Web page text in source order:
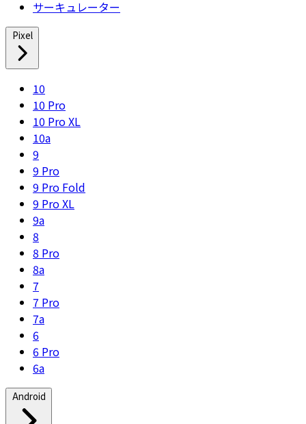
サーキュレーター
Pixel
10
10 Pro
10 Pro XL
10a
9
9 Pro
9 Pro Fold
9 Pro XL
9a
8
8 Pro
8a
7
7 Pro
7a
6
6 Pro
6a
Android